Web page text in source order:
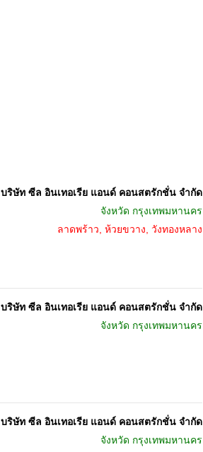
บริษัท ซีล อินเทอเรีย แอนด์ คอนสตรักชั่น จำกัด
จังหวัด กรุงเทพมหานคร
ลาดพร้าว, ห้วยขวาง, วังทองหลาง
บริษัท ซีล อินเทอเรีย แอนด์ คอนสตรักชั่น จำกัด
จังหวัด กรุงเทพมหานคร
บริษัท ซีล อินเทอเรีย แอนด์ คอนสตรักชั่น จำกัด
จังหวัด กรุงเทพมหานคร